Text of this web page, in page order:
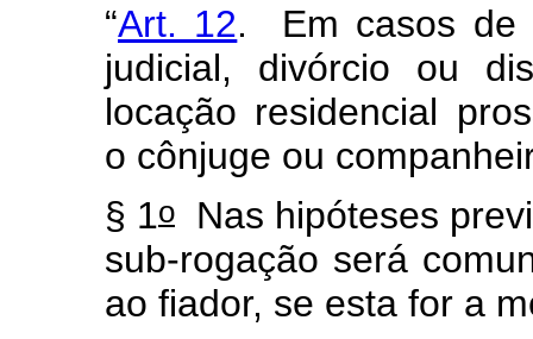
“Art. 12. Em casos de
judicial, divórcio ou
locação residencial
o cônjuge ou
§ 1o Nas hipóteses
sub-rogação será
ao fiador, se esta for a